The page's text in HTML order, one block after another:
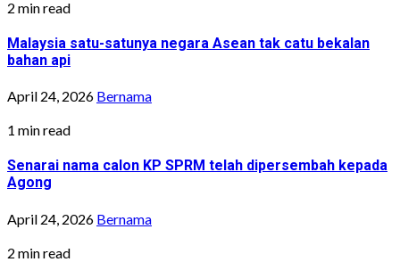
2 min read
Malaysia satu-satunya negara Asean tak catu bekalan
bahan api
April 24, 2026 Bernama
1 min read
Senarai nama calon KP SPRM telah dipersembah kepada
Agong
April 24, 2026 Bernama
2 min read